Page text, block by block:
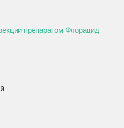
препаратом Флорацид